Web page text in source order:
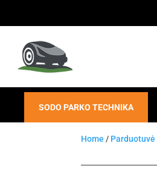
SODO PARKO TECHNIKA
Home / Parduotuvė